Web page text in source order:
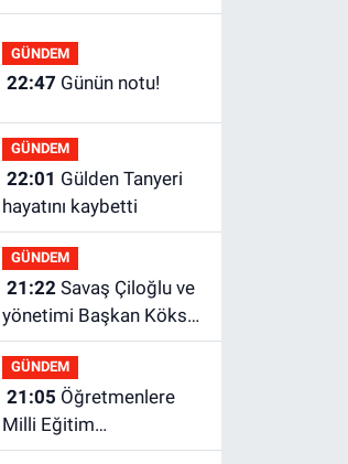
yönetiminden neden
yok?
GÜNDEM
22:47 Günün notu!
GÜNDEM
22:01
hayatını kaybetti
GÜNDEM
21:22Savaş Çiloğlu ve
yönetimi Başkan Köksal
Tunçtürk’ü kutladı
GÜNDEM
21:05
Milli Eğitim
Bakanlığı'ndan kötü